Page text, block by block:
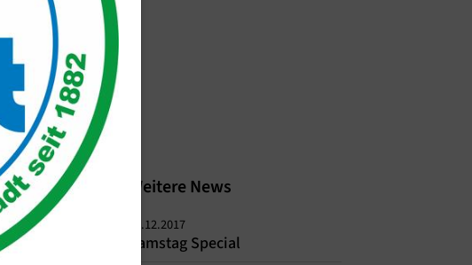
Weitere News
15.12.2017
Samstag Special